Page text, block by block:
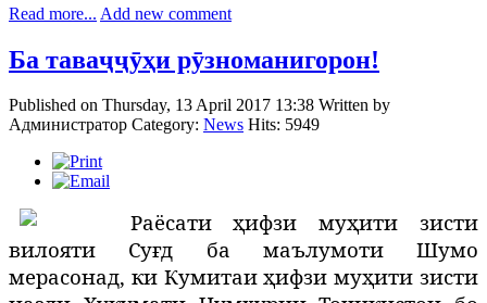
Read more... Add new comment
Ба таваҷҷӯҳи рӯзноманигорон!
Published on Thursday, 13 April 2017 13:38 Written by
Администратор Category: News Hits: 5949
Раёсати ҳифзи муҳити зисти
вилояти Суғд ба маълумоти Шумо
мерасонад, ки Кумитаи ҳифзи муҳити зисти